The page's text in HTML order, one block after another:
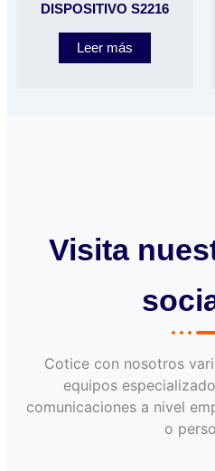
DISPOSITIVO S2216
Leer más
Visita
Cotice con nosotros
equipos
comunicaciones a nivel
o